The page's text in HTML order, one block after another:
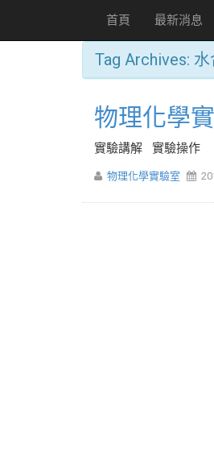
首頁 最新消息
Tag Archives: 水
物理化學
實驗講解 實驗操作
物理化學實驗室